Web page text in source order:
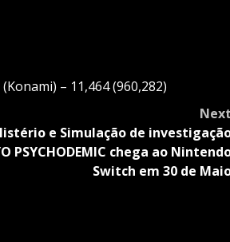
– 11,464 (960,282)
Next
e Simulação de
PSYCHODEMIC chega ao
Switch em 30 de